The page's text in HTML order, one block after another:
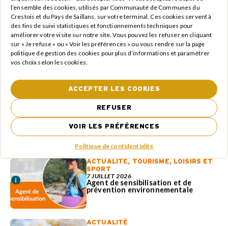
l’ensemble des cookies, utilisés par Communauté de Communes du
Crestois et du Pays de Saillans, sur votre terminal. Ces cookies servent à
des fins de suivi statistiques et fonctionnements techniques pour
améliorer votre visite sur notre site. Vous pouvez les refuser en cliquant
sur « Je refuse » ou « Voir les préférences » ou vous rendre sur la page
politique de gestion des cookies pour plus d’informations et paramétrer
vos choix selon les cookies.
ACCEPTER LES COOKIES
REFUSER
VOIR LES PRÉFÉRENCES
Politique de confidentialité
de dresser un état des lieux du chauffage au bois sur le
territoire.
Participez !
Quelques minutes suffisent pour répondre au
questionnaire et contribuer à construire des solutions
adaptées aux besoins des habitants.
JUSQU’AU 3 JUILLET 2026
Nos dernières
ACTUALITÉS
ACTUALITÉ, TOURISME, LOISIRS ET
SPORT
7 JUILLET 2026
Agent de sensibilisation et de
prévention environnementale
ACTUALITÉ